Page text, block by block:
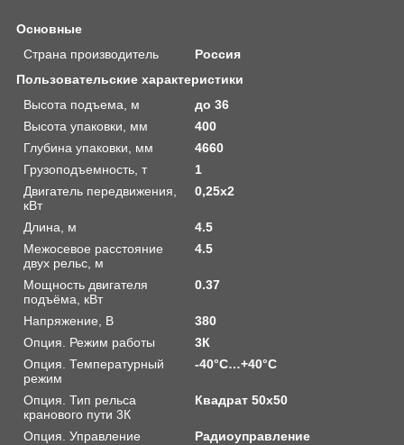
Основные
Страна производитель
Россия
Пользовательские характеристики
Высота подъема, м
до 36
Высота упаковки, мм
400
Глубина упаковки, мм
4660
Грузоподъемность, т
1
Двигатель передвижения,
кВт
0,25х2
Длина, м
4.5
Межосевое расстояние
двух рельс, м
4.5
Мощность двигателя
подъёма, кВт
0.37
Напряжение, В
380
Опция. Режим работы
3К
Опция. Температурный
режим
-40°C…+40°C
Опция. Тип рельса
кранового пути 3К
Квадрат 50х50
Опция. Управление
Радиоуправление